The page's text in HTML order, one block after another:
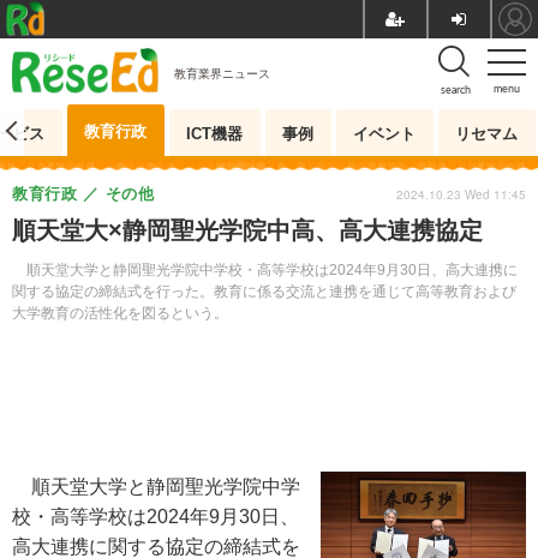
menu
search
教育業界ニュース
ビス 教育行政 ICT機器 事例 イベント リセマム
順天堂大×静岡聖光学院中高、高大連携協定
順天堂大学と静岡聖光学院中学校・高等学校は2024年9月30日、高大連携に
関する協定の締結式を行った。教育に係る交流と連携を通じて高等教育および
大学教育の活性化を図るという。
教育行政 その他 2024.10.23 Wed 11:45
順天堂大学と静岡聖光学院中学
校・高等学校は2024年9月30日、
高大連携に関する協定の締結式を